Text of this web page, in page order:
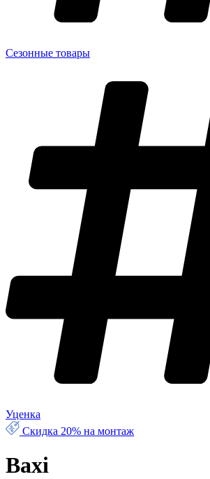
Сезонные товары
Уценка
Скидка 20% на монтаж
Baxi